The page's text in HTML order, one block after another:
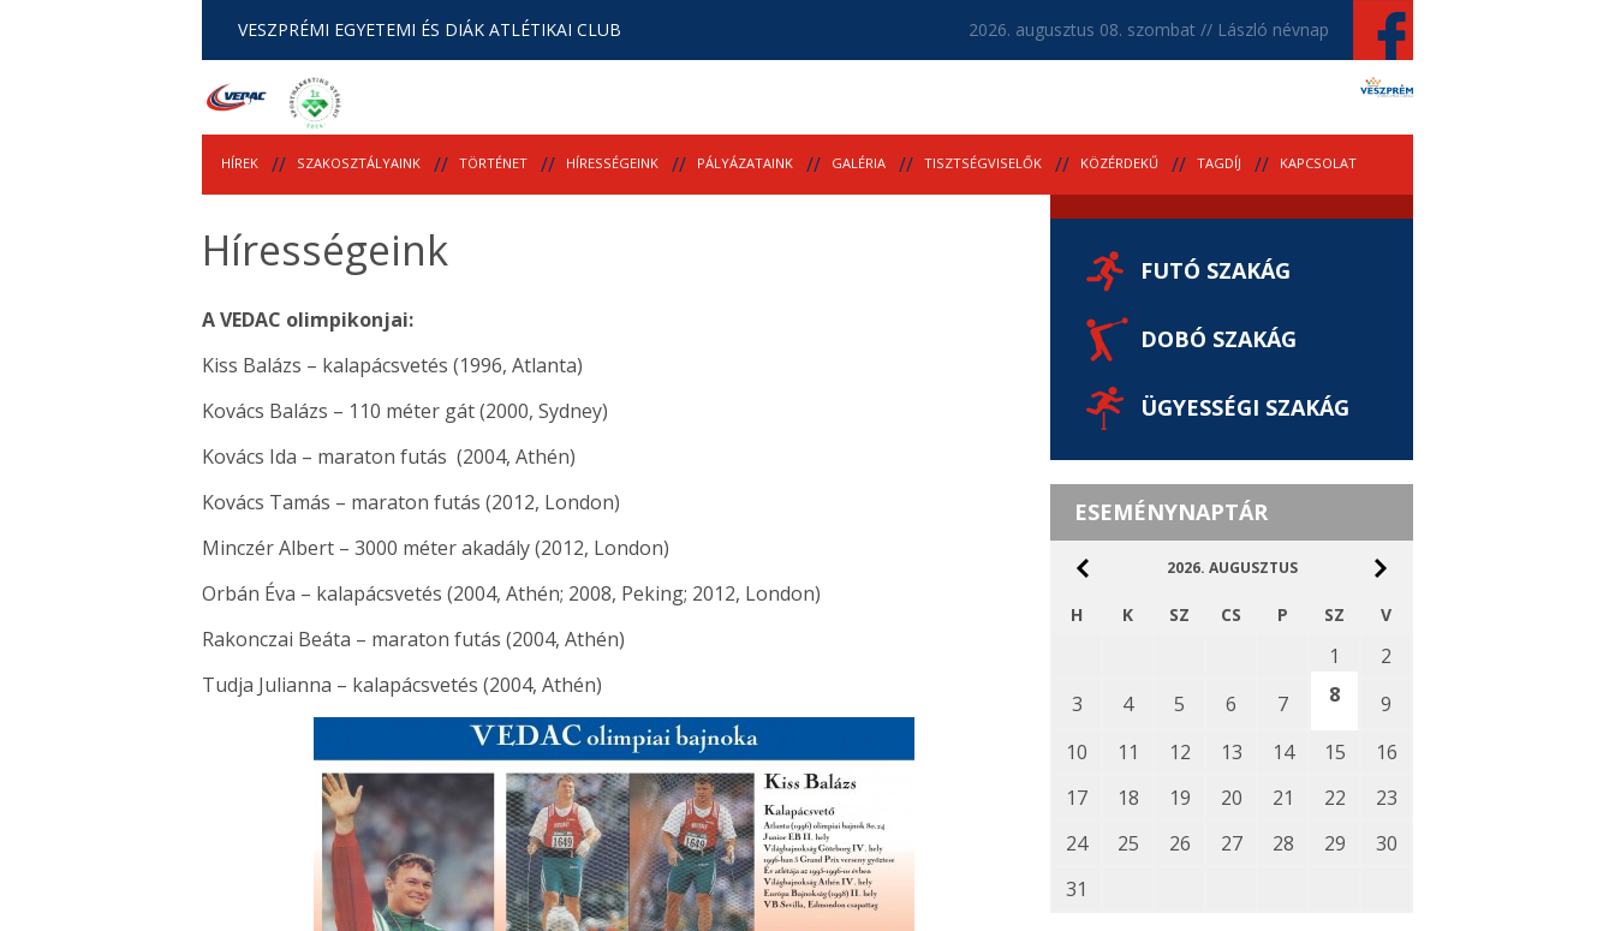
VESZPRÉMI EGYETEMI ÉS DIÁK ATLÉTIKAI CLUB 2026. augusztus 08. szombat // László névnap
HÍREK SZAKOSZTÁLYAINK TÖRTÉNET HÍRESSÉGEINK PÁLYÁZATAINK GALÉRIA TISZTSÉGVISELŐK KÖZÉRDEKŰ TAGDÍJ KAPCSOLAT
Hírességeink
A VEDAC olimpikonjai:
Kiss Balázs – kalapácsvetés (1996, Atlanta)
Kovács Balázs – 110 méter gát (2000, Sydney)
Kovács Ida – maraton futás (2004, Athén)
Kovács Tamás – maraton futás (2012, London)
Minczér Albert – 3000 méter akadály (2012, London)
Orbán Éva – kalapácsvetés (2004, Athén; 2008, Peking; 2012, London)
Rakonczai Beáta – maraton futás (2004, Athén)
Tudja Julianna – kalapácsvetés (2004, Athén)
FUTÓ SZAKÁG
DOBÓ SZAKÁG
ÜGYESSÉGI SZAKÁG
ESEMÉNYNAPTÁR
2026. AUGUSZTUS
H K SZ CS P SZ V
1
2
3
4 5 6 7 8
9
10
11 12 13 14 15
16
17
18 19 20 21 22
23
24
25 26 27 28 29
30
31